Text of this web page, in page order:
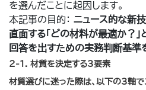
を選んだことに起因します。
本記事の目的： ニュース的な新
直面する「どの材料が最適か？
回答を出すための実務判断基準
2-1. 材質を決定する3要素
材質選びに迷った際は、以下の3軸で